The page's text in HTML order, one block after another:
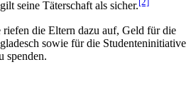
seine Täterschaft als sicher.
riefen die Eltern dazu auf, Geld für die
sowie für die Studenten­initiative
spenden.